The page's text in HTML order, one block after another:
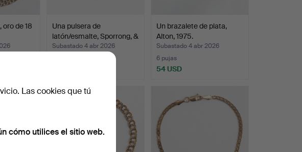
oro de 18
Una pulsera de
latón/esmalte, Sporrong, &
…
Subastado 4 abr 2026
Un brazalete de plata,
Alton, 1975.
Subastado 4 abr 2026
6 pujas
54 USD
Las cookies que tú
cómo utilices el sitio web.